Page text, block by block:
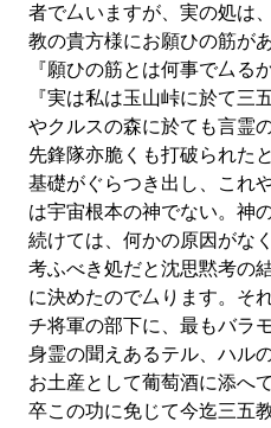
者で厶いますが、実の処は
教の貴方様にお願ひの筋が
『願ひの筋とは何事で厶るか
『実は私は玉山峠に於て三
やクルスの森に於ても言霊
先鋒隊亦脆くも打破られた
基礎がぐらつき出し、これ
は宇宙根本の神でない。神
続けては、何かの原因がな
考ふべき処だと沈思黙考の
に決めたので厶ります。そ
チ将軍の部下に、最もバラ
身霊の聞えあるテル、ハル
お土産として葡萄酒に添へ
卒この功に免じて今迄三五